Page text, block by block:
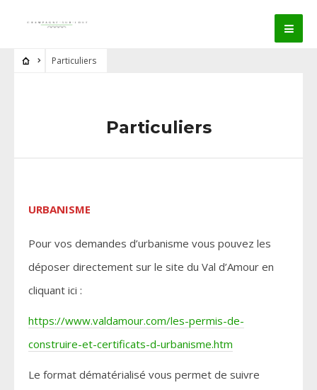
Particuliers
Particuliers
URBANISME
Pour vos demandes d’urbanisme vous pouvez les
déposer directement sur le site du Val d’Amour en
cliquant ici :
https://www.valdamour.com/les-permis-de-
construire-et-certificats-d-urbanisme.htm
Le format dématérialisé vous permet de suivre